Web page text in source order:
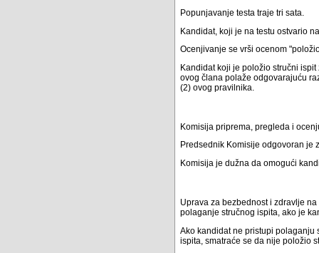
Popunjavanje testa traje tri sata.
Kandidat, koji je na testu ostvario
Ocenjivanje se vrši ocenom
Kandidat koji je položio stručni
ovog člana polaže odgovarajuću
(2) ovog pravilnika.
Komisija priprema, pregleda i
Predsednik Komisije odgovoran je
Komisija je dužna da omogući
Uprava za bezbednost i zdravlje
polaganje stručnog ispita, ako je
Ako kandidat ne pristupi
ispita, smatraće se da nije položio